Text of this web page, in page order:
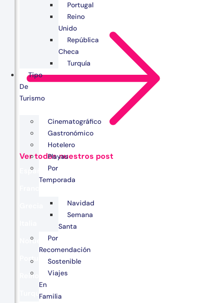
Ver todos nuestros post
España
Noruega
Portugal
Reino Unido
Turquía
Portugal
Reino
Unido
República
Checa
Turquía
Tipo
De
Turismo
Cinematográfico
Gastronómico
Hotelero
Playas
Por
Temporada
Navidad
Semana
Santa
Por
Recomendación
Sostenible
Viajes
En
Familia